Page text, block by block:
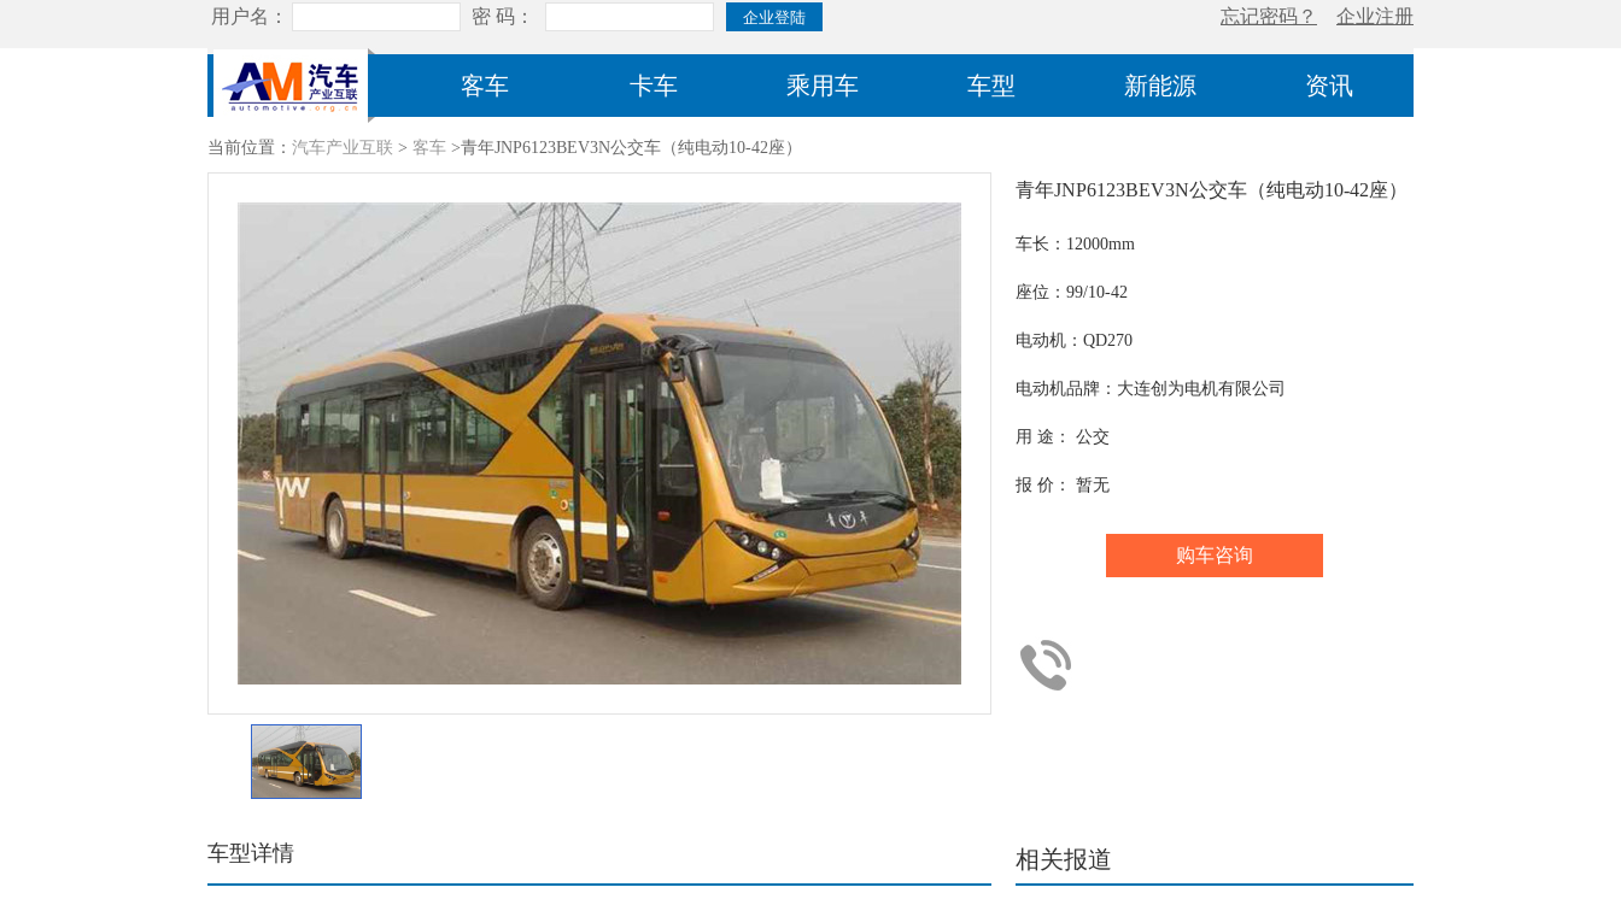
客车 卡车 乘用车 车型 新能源 资讯
当前位置： 汽车产业互联 > 客车 >青年JNP6123BEV3N公交车（纯电动10-42座）
车型详情
青年JNP6123BEV3N公交车（纯电动10-42座）
车长：12000mm
座位：99/10-42
电动机：QD270
电动机品牌：大连创为电机有限公司
用 途： 公交
报 价： 暂无
购车咨询
相关报道